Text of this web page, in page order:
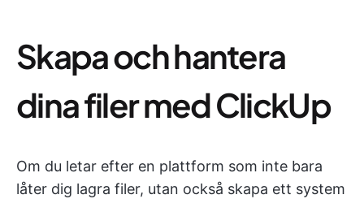
Skapa och hantera
dina filer med ClickUp
Om du letar efter en plattform som inte bara
låter dig lagra filer, utan också skapa ett system